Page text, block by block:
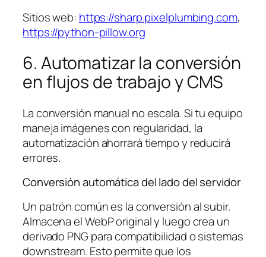
Sitios web: https://sharp.pixelplumbing.com,
https://python-pillow.org
6. Automatizar la conversión
en flujos de trabajo y CMS
La conversión manual no escala. Si tu equipo
maneja imágenes con regularidad, la
automatización ahorrará tiempo y reducirá
errores.
Conversión automática del lado del servidor
Un patrón común es la conversión al subir.
Almacena el WebP original y luego crea un
derivado PNG para compatibilidad o sistemas
downstream. Esto permite que los